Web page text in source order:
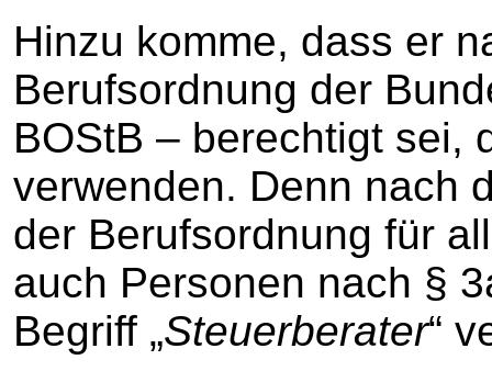
Hinzu komme, dass er
Berufsordnung der
BOStB – berechtigt sei,
verwenden. Denn nach
der Berufsordnung für
auch Personen nach §
Begriff „Steuerberater“